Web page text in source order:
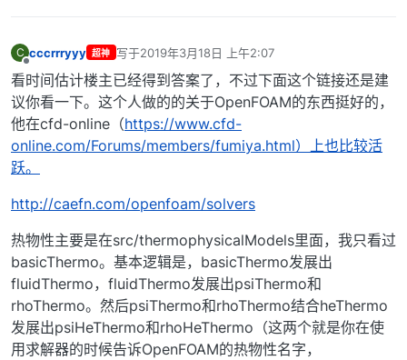
C
离线
cccrrryyy 超神 写于2019年3月18日 上午2:07
最后由 编辑
看时间估计楼主已经得到答案了，不过下面这个链接还是建
议你看一下。这个人做的的关于OpenFOAM的东西挺好的，
他在cfd-online（https://www.cfd-
online.com/Forums/members/fumiya.html）上也比较活
跃。
http://caefn.com/openfoam/solvers
热物性主要是在src/thermophysicalModels里面，我只看过
basicThermo。基本逻辑是，basicThermo发展出
fluidThermo，fluidThermo发展出psiThermo和
rhoThermo。然后psiThermo和rhoThermo结合heThermo
发展出psiHeThermo和rhoHeThermo（这两个就是你在使
用求解器的时候告诉OpenFOAM的热物性名字，